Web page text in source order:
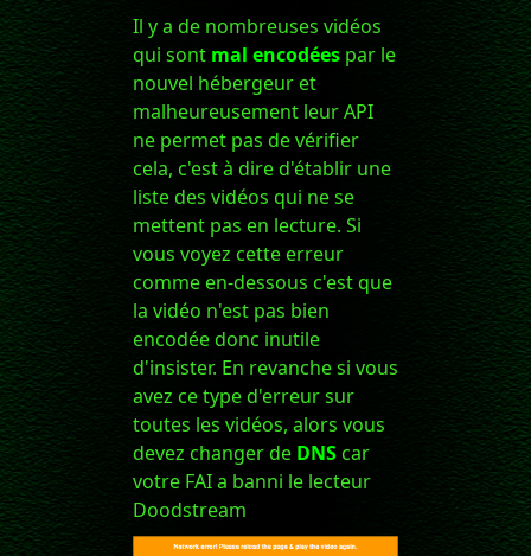
Il y a de nombreuses vidéos
qui sont mal encodées par le
nouvel hébergeur et
malheureusement leur API
ne permet pas de vérifier
cela, c'est à dire d'établir une
liste des vidéos qui ne se
mettent pas en lecture. Si
vous voyez cette erreur
comme en-dessous c'est que
la vidéo n'est pas bien
encodée donc inutile
d'insister. En revanche si vous
avez ce type d'erreur sur
toutes les vidéos, alors vous
devez changer de DNScar
votre FAI a banni le lecteur
Doodstream